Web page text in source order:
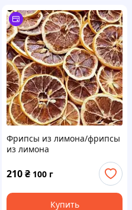
Фрипсы из лимона/фрипсы
из лимона
210₴ 100 г
Купить